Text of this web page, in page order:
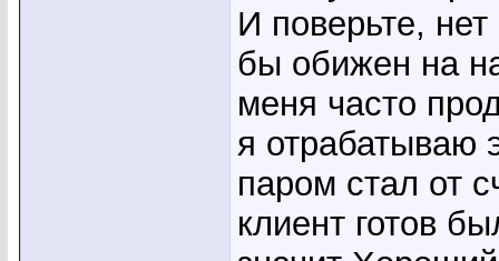
И поверьте,
бы обижен на
меня часто
я отрабатываю
паром стал от
клиент готов